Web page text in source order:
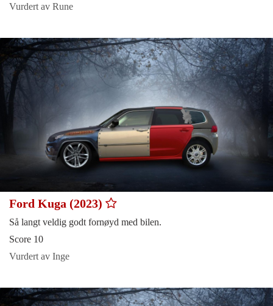
Vurdert av Rune
Ford Kuga (2023)
Så langt veldig godt fornøyd med bilen.
Score 10
Vurdert av Inge